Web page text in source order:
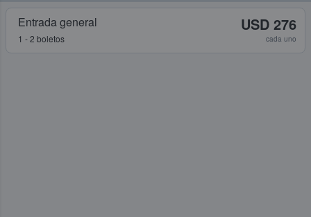
Entrada general
1 - 2 boletos
USD 276
cada uno